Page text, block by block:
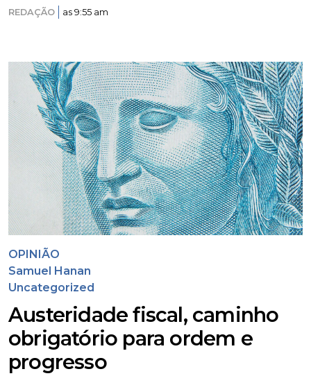
REDAÇÃO as 9:55 am
OPINIÃO
Samuel Hanan
Uncategorized
Austeridade fiscal, caminho
obrigatório para ordem e
progresso